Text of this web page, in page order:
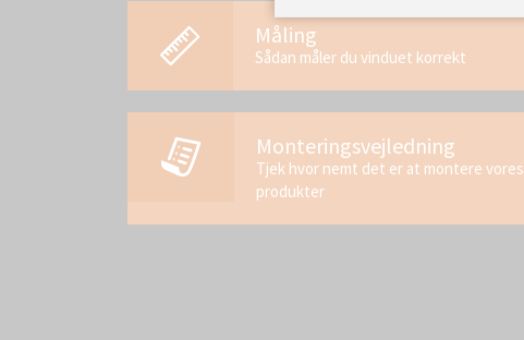
Måling
Sådan måler du vinduet korrekt
Monteringsvejledning
Tjek hvor nemt det er at montere vores
produkter